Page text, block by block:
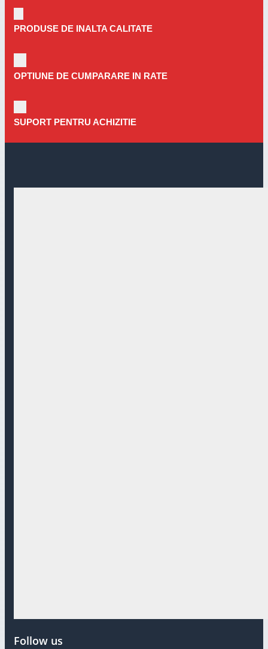
PRODUSE DE INALTA CALITATE
OPTIUNE DE CUMPARARE IN RATE
SUPORT PENTRU ACHIZITIE
Follow us